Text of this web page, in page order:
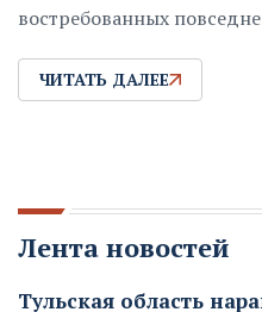
востребованных
ЧИТАТЬ ДАЛЕЕ
Лента новостей
Тульская область